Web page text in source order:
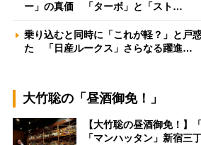
ー」の真価 「ターボ」と「スト…
乗り込むと同時に「これが軽？」と戸
た 「日産ルークス」さらなる躍進…
大竹聡の「昼酒御免！」
【大竹聡の昼酒御免！】
「マンハッタン」新宿